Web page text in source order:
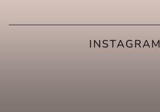
INSTAGRAM